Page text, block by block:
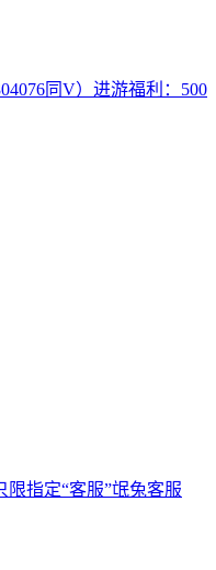
同V）进游福利：500
指定“客服”氓兔客服